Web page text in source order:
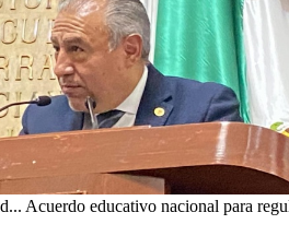
Acuerdo educativo nacional para